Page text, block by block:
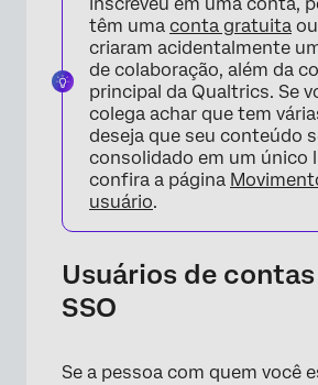
inscreveu em uma conta,
têm uma conta gratuita
criaram acidentalmente
de colaboração, além da
principal da Qualtrics. Se
colega achar que tem
deseja que seu conteúdo
consolidado em um único
confira a página
usuário.
Usuários de
SSO
Se a pessoa com quem você